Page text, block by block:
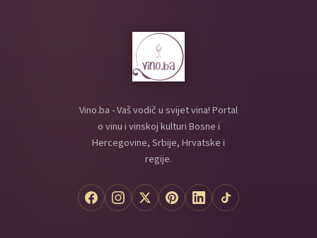
Vino.ba - Vaš vodič u svijet vina! Portal
o vinu i vinskoj kulturi Bosne i
Hercegovine, Srbije, Hrvatske i
regije.